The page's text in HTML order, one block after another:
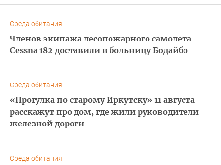
Среда обитания
Членов экипажа лесопожарного самолета
Cessna 182 доставили в больницу Бодайбо
Среда обитания
«Прогулка по старому Иркутску» 11 августа
расскажут про дом, где жили руководители
железной дороги
Среда обитания